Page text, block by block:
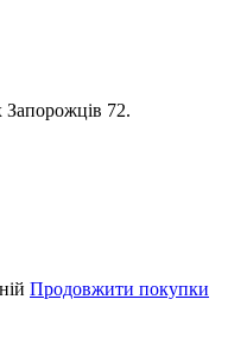
72.
Продовжити покупки